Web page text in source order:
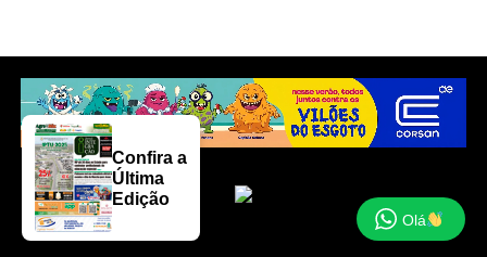
Copyright © 2025 Jornal Integração.
Confira a
Última
Edição
Olá